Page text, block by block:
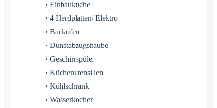
• Einbauküche
• 4 Herdplatten/ Elektro
• Backofen
• Dunstabzugshaube
• Geschirrspüler
• Küchenutensilien
• Kühlschrank
• Wasserkocher